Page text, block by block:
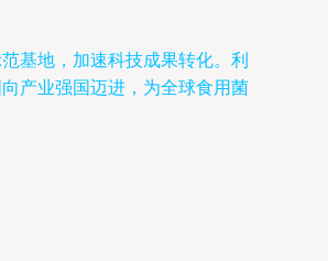
基地，加速科技成果转化。利
产业强国迈进，为全球食用菌